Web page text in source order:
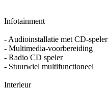
Infotainment
- Audioinstallatie met CD-speler
- Multimedia-voorbereiding
- Radio CD speler
- Stuurwiel multifunctioneel
Interieur